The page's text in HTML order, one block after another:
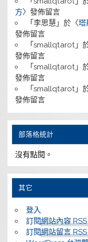
方〉發佈留言
「 李思慧」於〈塔
發佈留言
「 smallqtarot」
發佈留言
「 smallqtarot」
發佈留言
「 smallqtarot」
發佈留言
部落格統計
沒有點閱。
其它
登入
訂閱網站內容
訂閱網站留言